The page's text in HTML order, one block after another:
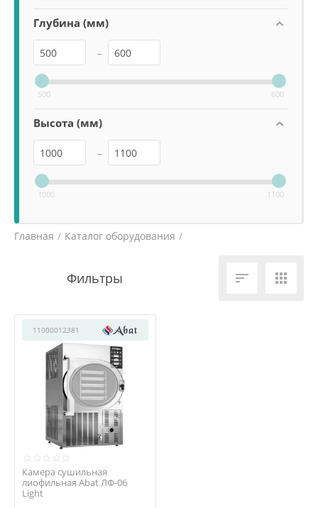
Глубина (мм)
–
500 600
Высота (мм)
–
1000 1100
Главная / Каталог оборудования /
 
11000012381
Камера сушильная
лиофильная Abat ЛФ-06
Light